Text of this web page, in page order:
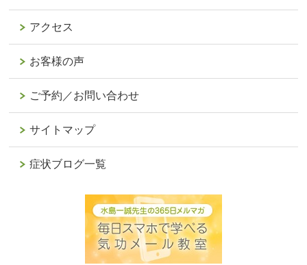
アクセス
お客様の声
ご予約／お問い合わせ
サイトマップ
症状ブログ一覧